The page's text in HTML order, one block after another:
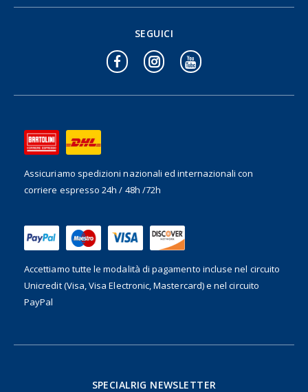
Assicuriamo spedizioni nazionali ed internazionalicon
corriere espresso 24h / 48h /72h
Accettiamo tutte le modalità di pagamento incluse nel circuito
Unicredit (Visa, Visa Electronic, Mastercard) e nel circuito
PayPal
SEGUICI
SPECIALRIG NEWSLETTER